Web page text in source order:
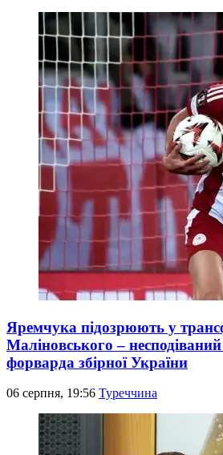
Яремчука підозрюють у
Маліновського – несподіваний
форварда збірної України
06 серпня, 19:56 Туреччина